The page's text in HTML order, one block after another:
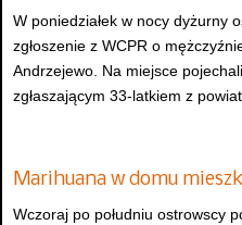
W poniedziałek w nocy dyżurny
zgłoszenie z WCPR o
Andrzejewo. Na miejsce
zgłaszającym 33-latkiem z
Marihuana w domu
Wczoraj po południu ostrowscy